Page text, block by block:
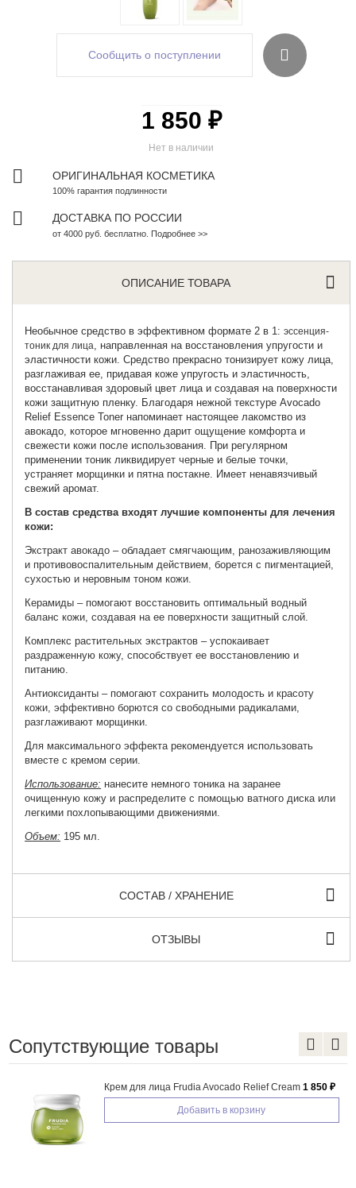
Сообщить о поступлении
Нет в наличии
1 850 ₽
ОРИГИНАЛЬНАЯ КОСМЕТИКА
100% гарантия подлинности
ДОСТАВКА ПО РОССИИ
от 4000 руб. бесплатно. Подробнее >>
ОПИСАНИЕ ТОВАРА
Необычное средство в эффективном формате 2 в 1:эссенция-
тоник для лица
, направленная на восстановления упругости и
эластичности кожи. Средство прекрасно тонизирует кожу лица,
разглаживая ее, придавая коже упругость и эластичность,
восстанавливая здоровый цвет лица и создавая на поверхности
кожи защитную пленку. Благодаря нежной текстуре Avocado
Relief Essence Toner напоминает настоящее лакомство из
авокадо, которое мгновенно дарит ощущение комфорта и
свежести кожи после использования. При регулярном
применении тоник ликвидирует черные и белые точки,
устраняет морщинки и пятна постакне. Имеет ненавязчивый
свежий аромат.
В состав средства входят лучшие компоненты для лечения
кожи:
Экстракт авокадо – обладает смягчающим, ранозаживляющим
и противовоспалительным действием, борется с пигментацией,
сухостью и неровным тоном кожи.
Керамиды – помогают восстановить оптимальный водный
баланс кожи, создавая на ее поверхности защитный слой.
Комплекс растительных экстрактов – успокаивает
раздраженную кожу, способствует ее восстановлению и
питанию.
Антиоксиданты – помогают сохранить молодость и красоту
кожи, эффективно борются со свободными радикалами,
разглаживают морщинки.
Для максимального эффекта рекомендуется использовать
вместе с кремом серии.
Использование: нанесите немного тоника на заранее
очищенную кожу и распределите с помощью ватного диска или
легкими похлопывающими движениями.
Объем: 195 мл.
СОСТАВ / ХРАНЕНИЕ
ОТЗЫВЫ
Сопутствующие товары
Крем для лица Frudia Avocado Relief Cream 1 850 ₽
Добавить в корзину